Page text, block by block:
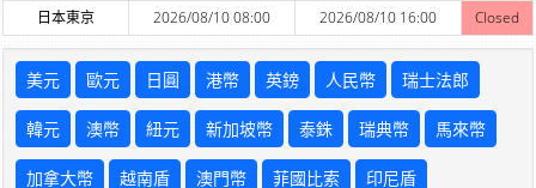
日本東京
2026/08/10 08:00 2026/08/10 16:00 Closed
美元 歐元 日圓 港幣 英鎊 人民幣 瑞士法郎
韓元 澳幣 紐元 新加坡幣 泰銖 瑞典幣 馬來幣
加拿大幣 越南盾 澳門幣 菲國比索 印尼盾